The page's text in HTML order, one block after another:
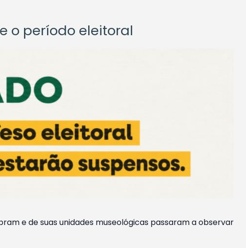
o período eleitoral
e de suas unidades museológicas passaram a observar